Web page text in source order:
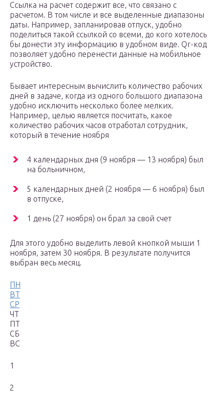
Ссылка на расчет содержит все, что связано с
расчетом. В том числе и все выделенные диапазоны
даты. Например, запланировав отпуск, удобно
поделиться такой ссылкой со всеми, до кого хотелось
бы донести эту информацию в удобном виде. Qr-код
позволяет удобно перенести данные на мобильное
устройство.
Бывает интересным вычислить количество рабочих
дней в задаче, когда из одного большого диапазона
удобно исключить несколько более мелких.
Например, целью является посчитать, какое
количество рабочих часов отработал сотрудник,
который в течение ноября
4 календарных дня (9 ноября — 13 ноября) был
на больничном,
5 календарных дней (2 ноября — 6 ноября) был
в отпуске,
1 день (27 ноября) он брал за свой счет
Для этого удобно выделить левой кнопкой мыши 1
ноября, затем 30 ноября. В результате получится
выбран весь месяц.
ПН
ВТ
СР
ЧТ
ПТ
СБ
ВС
1
2